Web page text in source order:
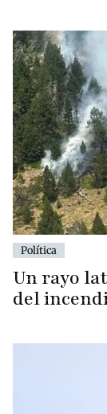
Política
Un rayo
del